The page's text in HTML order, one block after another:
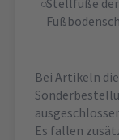
Stellfüße
Bei Artikeln
Es fallen